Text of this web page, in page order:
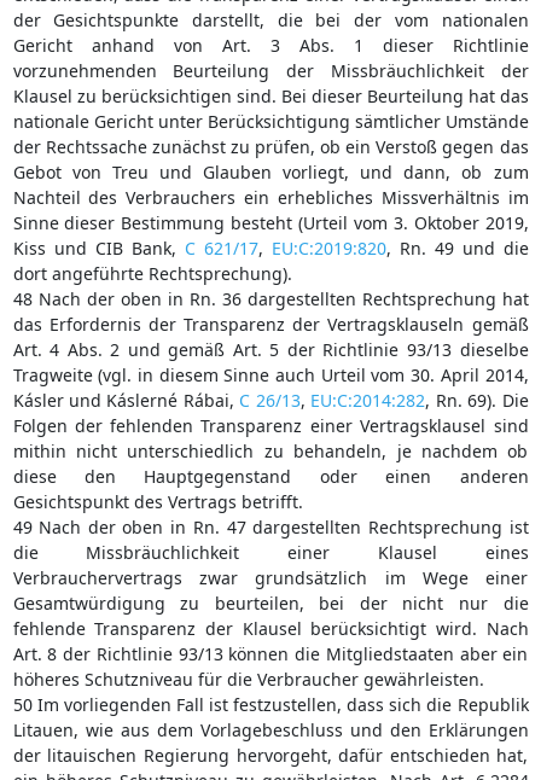
der Gesichtspunkte darstellt, die bei der vom nationalen
Gericht anhand von Art. 3 Abs. 1 dieser Richtlinie
vorzunehmenden Beurteilung der Missbräuchlichkeit der
Klausel zu berücksichtigen sind. Bei dieser Beurteilung hat das
nationale Gericht unter Berücksichtigung sämtlicher Umstände
der Rechtssache zunächst zu prüfen, ob ein Verstoß gegen das
Gebot von Treu und Glauben vorliegt, und dann, ob zum
Nachteil des Verbrauchers ein erhebliches Missverhältnis im
Sinne dieser Bestimmung besteht (Urteil vom 3. Oktober 2019,
Kiss und CIB Bank, C 621/17, EU:C:2019:820, Rn. 49 und die
dort angeführte Rechtsprechung).
48 Nach der oben in Rn. 36 dargestellten Rechtsprechung hat
das Erfordernis der Transparenz der Vertragsklauseln gemäß
Art. 4 Abs. 2 und gemäß Art. 5 der Richtlinie 93/13 dieselbe
Tragweite (vgl. in diesem Sinne auch Urteil vom 30. April 2014,
Kásler und Káslerné Rábai, C 26/13, EU:C:2014:282, Rn. 69). Die
Folgen der fehlenden Transparenz einer Vertragsklausel sind
mithin nicht unterschiedlich zu behandeln, je nachdem ob
diese den Hauptgegenstand oder einen anderen
Gesichtspunkt des Vertrags betrifft.
49 Nach der oben in Rn. 47 dargestellten Rechtsprechung ist
die Missbräuchlichkeit einer Klausel eines
Verbrauchervertrags zwar grundsätzlich im Wege einer
Gesamtwürdigung zu beurteilen, bei der nicht nur die
fehlende Transparenz der Klausel berücksichtigt wird. Nach
Art. 8 der Richtlinie 93/13 können die Mitgliedstaaten aber ein
höheres Schutzniveau für die Verbraucher gewährleisten.
50 Im vorliegenden Fall ist festzustellen, dass sich die Republik
Litauen, wie aus dem Vorlagebeschluss und den Erklärungen
der litauischen Regierung hervorgeht, dafür entschieden hat,